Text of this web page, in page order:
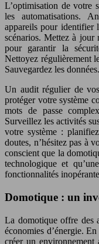
L’optimisation de votre
les automatisations.
appareils pour identifier
scénarios. Mettez à jour
pour garantir la
Nettoyez régulièrement
Sauvegardez les données.
Un audit régulier de
protéger votre système
mots de passe
Surveillez les activités
votre système :
doutes, n’hésitez pas à
conscient que la
technologique et
fonctionnalités
Domotique : un
La domotique offre des
économies d’énergie.
créer un environnement